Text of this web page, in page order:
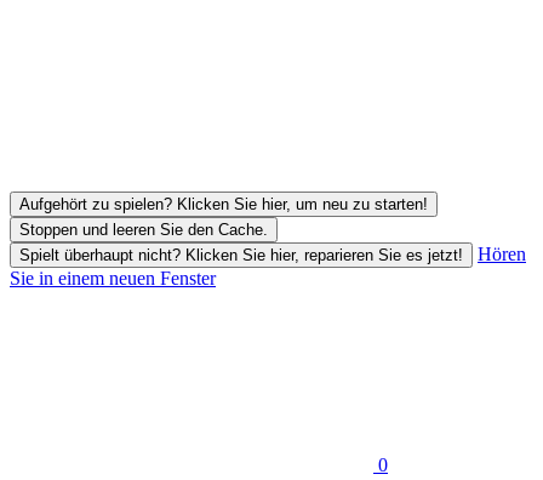
Aufgehört zu spielen? Klicken Sie hier, um neu zu starten!
Stoppen und leeren Sie den Cache.
Spielt überhaupt nicht? Klicken Sie hier, reparieren Sie es jetzt!
Hören
Sie in einem neuen Fenster
0